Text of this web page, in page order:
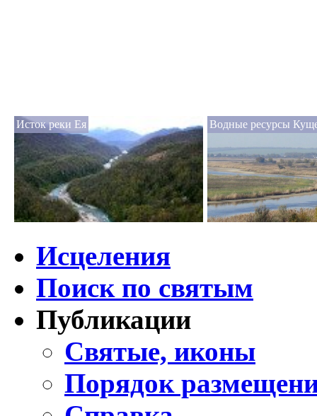
Исток реки Ея Водные ресурсы
Исцеления
Поиск по святым
Публикации
Святые, иконы
Порядок